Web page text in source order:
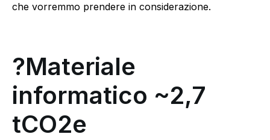
che vorremmo prendere in considerazione.
?Materiale
informatico ~2,7
tCO2e